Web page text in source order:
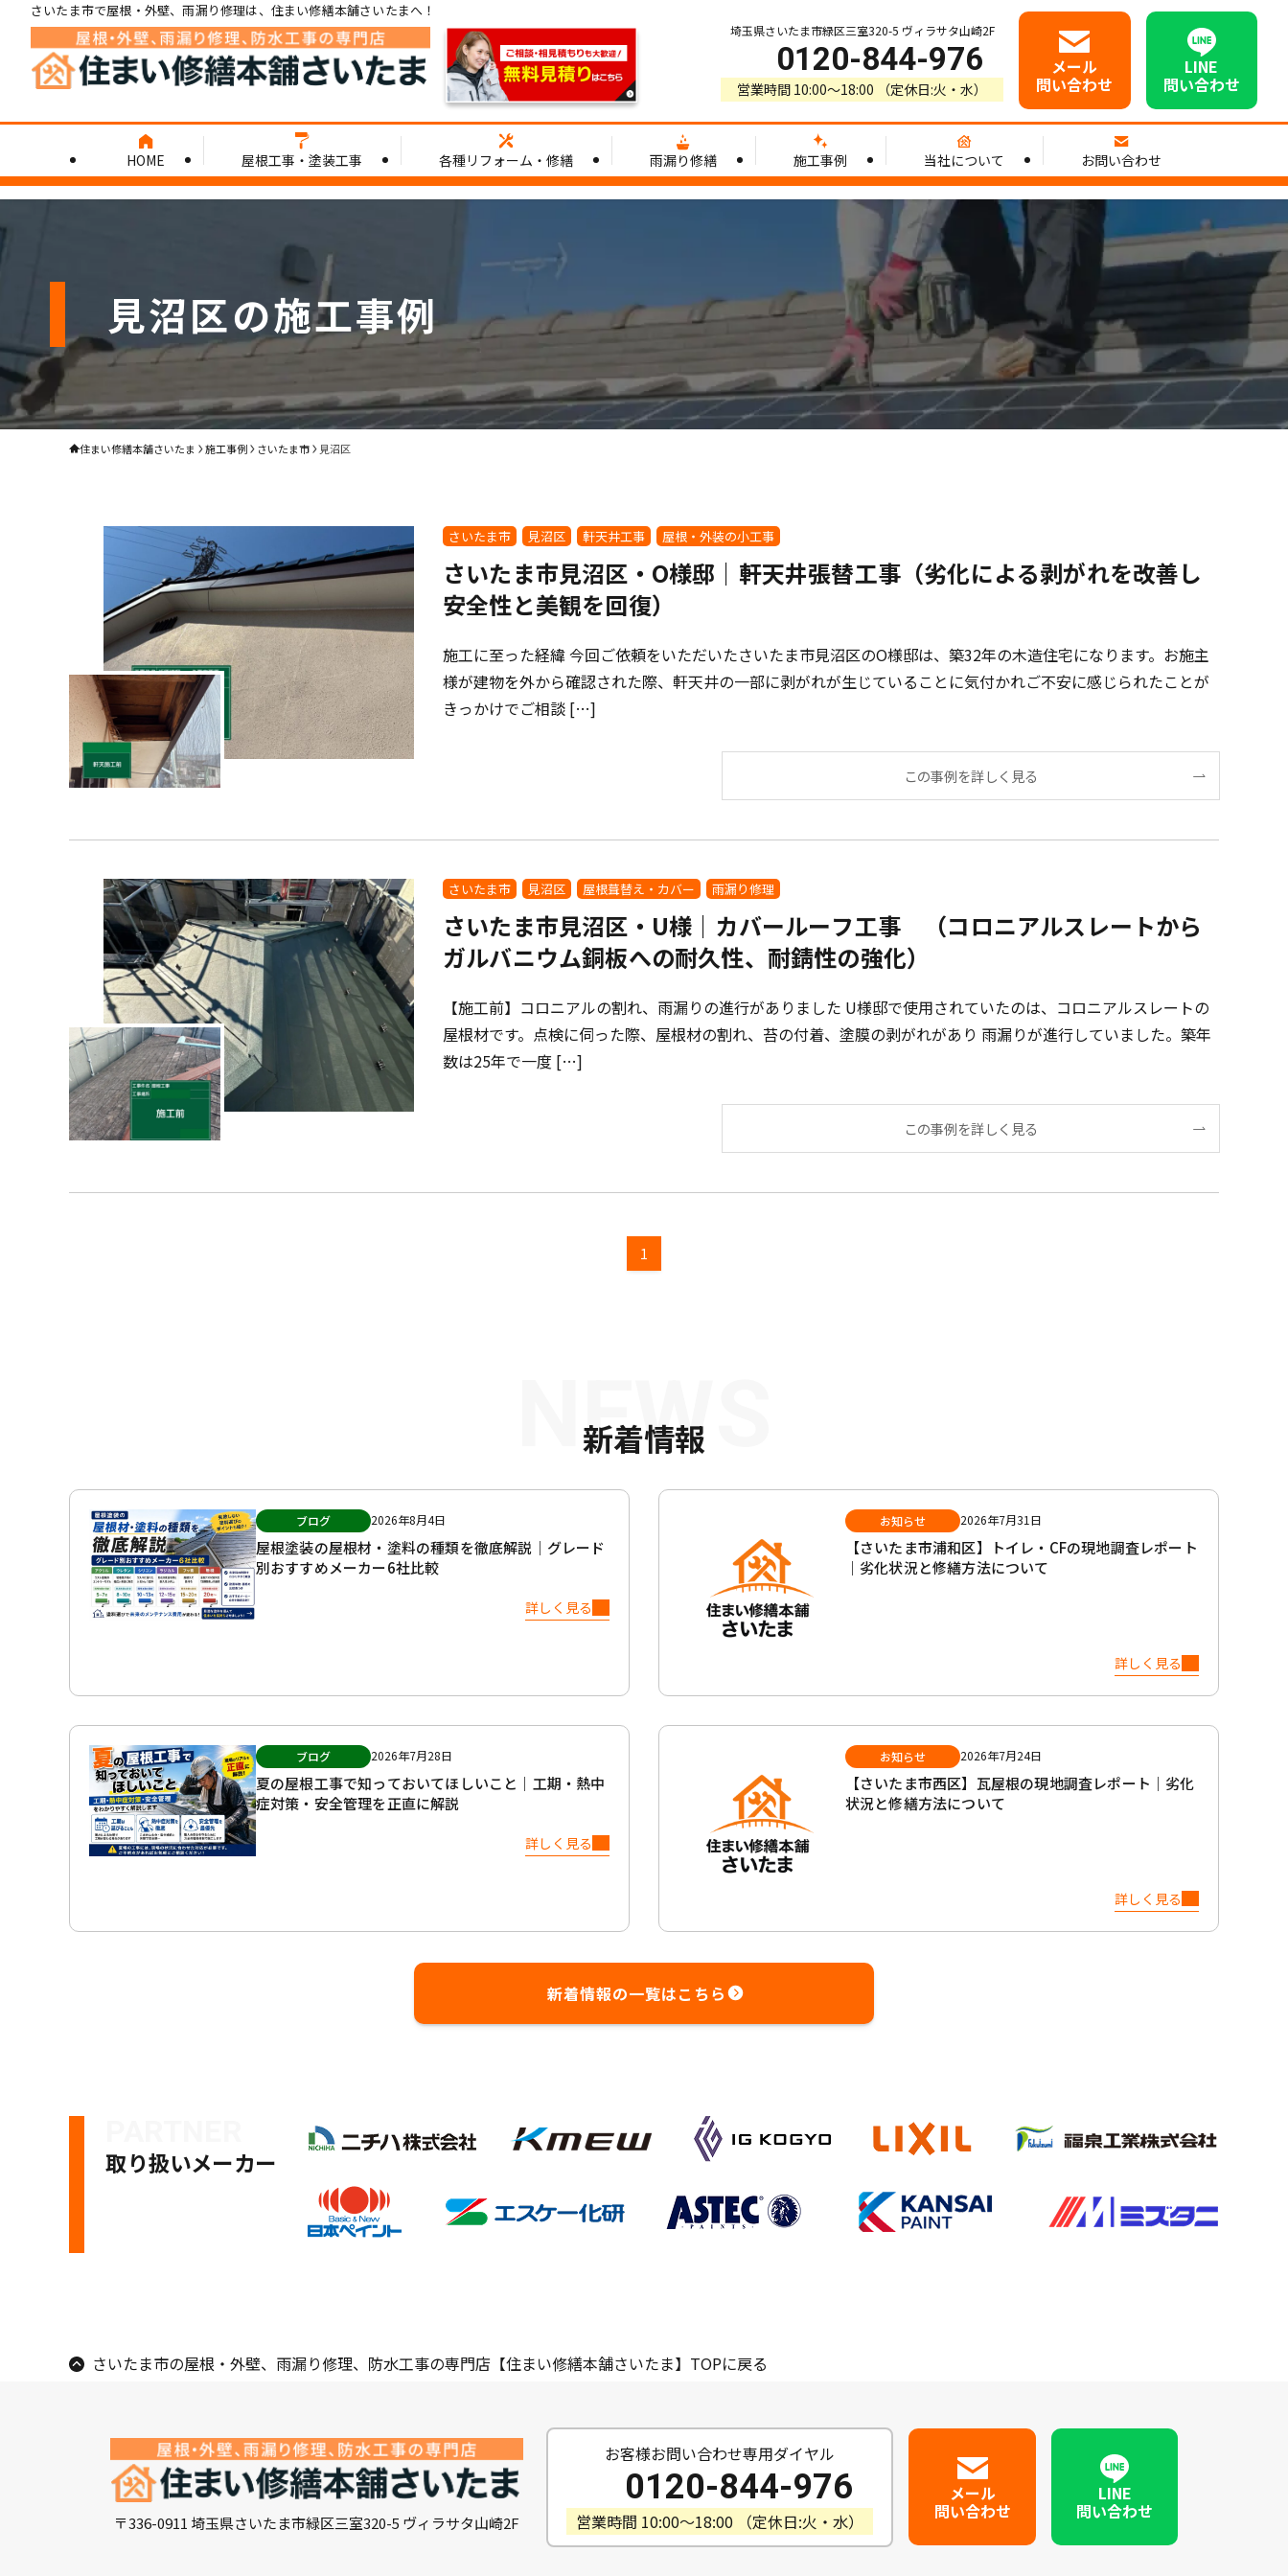
さいたま市で屋根・外壁、雨漏り修理は、住まい修繕本舗さいたまへ！
HOME 屋根工事・塗装工事 各種リフォーム・修繕 雨漏り修繕 施工事例 当社について お問い合わせ
埼玉県さいたま市緑区三室320-5 ヴィラサタ山崎2F
0120-844-976
営業時間 10:00〜18:00 （定休日:火・水）
メール
問い合わせ
LINE
問い合わせ
見沼区の施工事例
住まい修繕本舗さいたま 施工事例 さいたま市 見沼区
さいたま市 見沼区 軒天井工事 屋根・外装の小工事
さいたま市見沼区・O様邸｜軒天井張替工事（劣化による剥がれを改善し
安全性と美観を回復）
施工に至った経緯 今回ご依頼をいただいたさいたま市見沼区のO様邸は、築32年の木造住宅になります。お施主
様が建物を外から確認された際、軒天井の一部に剥がれが生じていることに気付かれご不安に感じられたことが
きっかけでご相談 […]
この事例を詳しく見る
さいたま市 見沼区 屋根葺替え・カバー 雨漏り修理
さいたま市見沼区・U様｜カバールーフ工事 （コロニアルスレートから
ガルバニウム銅板への耐久性、耐錆性の強化）
【施工前】コロニアルの割れ、雨漏りの進行がありました U様邸で使用されていたのは、コロニアルスレートの
屋根材です。点検に伺った際、屋根材の割れ、苔の付着、塗膜の剥がれがあり 雨漏りが進行していました。築年
数は25年で一度 […]
この事例を詳しく見る
1
NEWS
新着情報
ブログ 2026年8月4日
屋根塗装の屋根材・塗料の種類を徹底解説｜グレード
別おすすめメーカー6社比較
詳しく見る
お知らせ 2026年7月31日
【さいたま市浦和区】トイレ・CFの現地調査レポート
｜劣化状況と修繕方法について
詳しく見る
ブログ 2026年7月28日
夏の屋根工事で知っておいてほしいこと｜工期・熱中
症対策・安全管理を正直に解説
詳しく見る
お知らせ 2026年7月24日
【さいたま市西区】瓦屋根の現地調査レポート｜劣化
状況と修繕方法について
詳しく見る
新着情報の一覧はこちら
取り扱いメーカー
さいたま市の屋根・外壁、雨漏り修理、防水工事の専門店【住まい修繕本舗さいたま】TOPに戻る
〒336-0911 埼玉県さいたま市緑区三室320-5 ヴィラサタ山崎2F
お客様お問い合わせ専用ダイヤル
0120-844-976
営業時間 10:00〜18:00 （定休日:火・水）
メール
問い合わせ
LINE
問い合わせ